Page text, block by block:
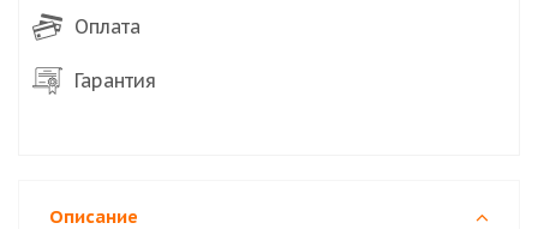
термотрансферная пленка флок и глиттер.
Оплата
Гарантия
Описание